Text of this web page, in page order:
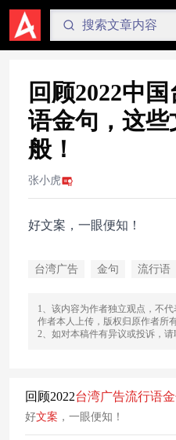
回顾2022中
语金句，这
般！
张小虎
好文案，一眼便知！
台湾广告 金句 流行语
1、该内容为作者独立观点，不
作者本人上传，版权归原作者所
2、如对本稿件有异议或投诉，请
回顾2022台湾广告流行语金
好文案 ，一眼便知！